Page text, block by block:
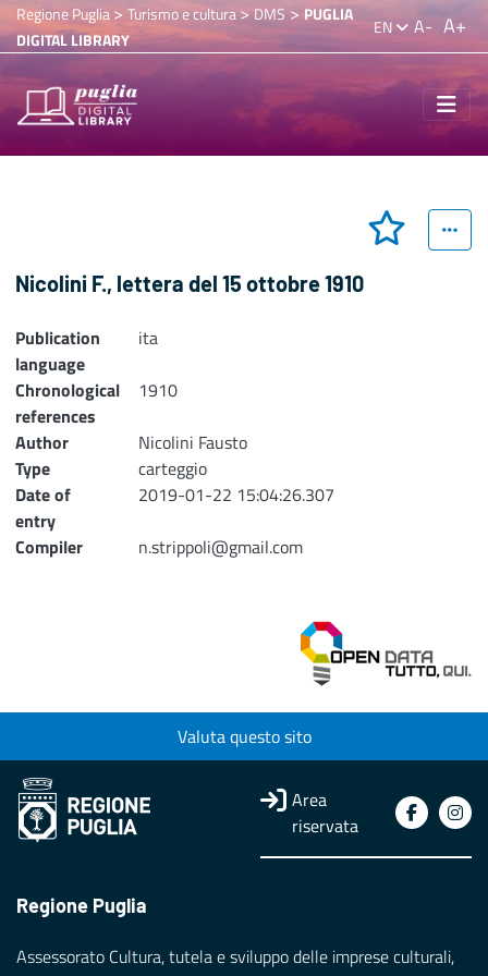
Regione Puglia> Turismo e cultura>DMS > PUGLIA
DIGITAL LIBRARY
EN A- A+
Nicolini F., lettera del 15 ottobre 1910
Publication
language
ita
Chronological
references
1910
Author
Nicolini Fausto
Type
carteggio
Date of
entry
2019-01-22 15:04:26.307
Compiler
n.strippoli@gmail.com
Valuta questo sito
Area
riservata
Regione Puglia
Assessorato Cultura, tutela e sviluppo delle imprese culturali,